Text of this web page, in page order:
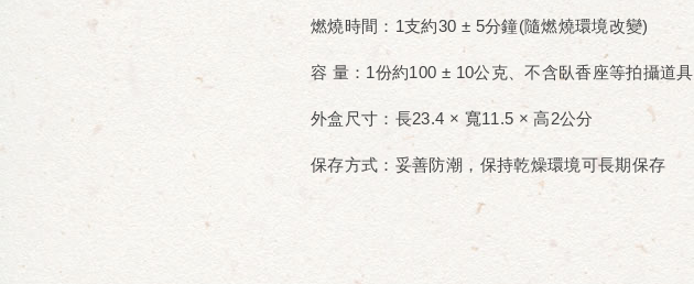
燃燒時間：1支約30 ± 5分鐘(隨燃燒環境改變)
容 量：1份約100 ± 10公克、不含臥香座等拍攝道具
外盒尺寸：長23.4 × 寬11.5 × 高2公分
保存方式：妥善防潮，保持乾燥環境可長期保存